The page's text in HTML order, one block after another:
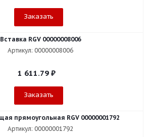
Заказать
Вставка RGV 00000008006
Артикул: 00000008006
1 611.79 ₽
Заказать
прямоугольная RGV 00000001792
Артикул: 00000001792